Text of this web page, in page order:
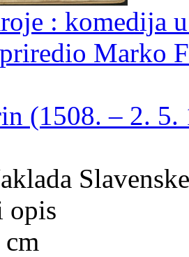
: komedija
Marko
(1508. – 2. 5.
opis